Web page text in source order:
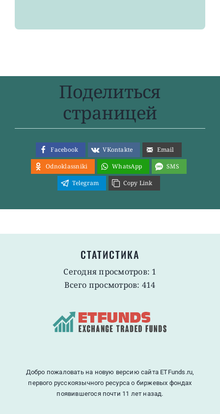
Поделиться
страницей
Facebook VKontakte
Email
Odnoklassniki
WhatsApp
SMS
Telegram
Copy Link
СТАТИСТИКА
Сегодня просмотров: 1
Всего просмотров: 414
Добро пожаловать на новую версию сайта ETFunds.ru,
первого русскоязычного ресурса о биржевых фондах
появившегося почти 11 лет назад.